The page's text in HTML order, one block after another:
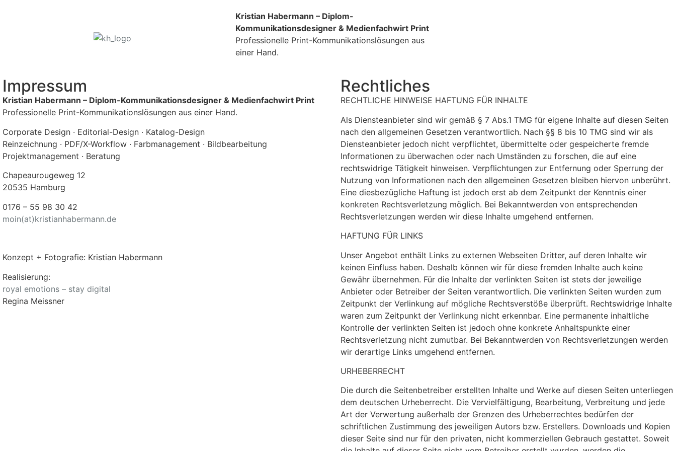
Kristian Habermann – Diplom-
Kommunikationsdesigner & Medienfachwirt Print
Professionelle Print-Kommunikationslösungen aus
einer Hand.
Impressum
Kristian Habermann – Diplom-Kommunikationsdesigner & Medienfachwirt Print
Professionelle Print-Kommunikationslösungen aus einer Hand.
Corporate Design · Editorial-Design · Katalog-Design
Reinzeichnung · PDF/X-Workflow · Farbmanagement · Bildbearbeitung
Projektmanagement · Beratung
Chapeaurougeweg 12
20535 Hamburg
0176 – 55 98 30 42
moin(at)kristianhabermann.de
Konzept + Fotografie: Kristian Habermann
Realisierung:
royal emotions – stay digital
Regina Meissner
Rechtliches
RECHTLICHE HINWEISE HAFTUNG FÜR INHALTE
Als Diensteanbieter sind wir gemäß § 7 Abs.1 TMG für eigene Inhalte auf diesen Seiten
nach den allgemeinen Gesetzen verantwortlich. Nach §§ 8 bis 10 TMG sind wir als
Diensteanbieter jedoch nicht verpflichtet, übermittelte oder gespeicherte fremde
Informationen zu überwachen oder nach Umständen zu forschen, die auf eine
rechtswidrige Tätigkeit hinweisen. Verpflichtungen zur Entfernung oder Sperrung der
Nutzung von Informationen nach den allgemeinen Gesetzen bleiben hiervon unberührt.
Eine diesbezügliche Haftung ist jedoch erst ab dem Zeitpunkt der Kenntnis einer
konkreten Rechtsverletzung möglich. Bei Bekanntwerden von entsprechenden
Rechtsverletzungen werden wir diese Inhalte umgehend entfernen.
HAFTUNG FÜR LINKS
Unser Angebot enthält Links zu externen Webseiten Dritter, auf deren Inhalte wir
keinen Einfluss haben. Deshalb können wir für diese fremden Inhalte auch keine
Gewähr übernehmen. Für die Inhalte der verlinkten Seiten ist stets der jeweilige
Anbieter oder Betreiber der Seiten verantwortlich. Die verlinkten Seiten wurden zum
Zeitpunkt der Verlinkung auf mögliche Rechtsverstöße überprüft. Rechtswidrige Inhalte
waren zum Zeitpunkt der Verlinkung nicht erkennbar. Eine permanente inhaltliche
Kontrolle der verlinkten Seiten ist jedoch ohne konkrete Anhaltspunkte einer
Rechtsverletzung nicht zumutbar. Bei Bekanntwerden von Rechtsverletzungen werden
wir derartige Links umgehend entfernen.
URHEBERRECHT
Die durch die Seitenbetreiber erstellten Inhalte und Werke auf diesen Seiten unterliegen
dem deutschen Urheberrecht. Die Vervielfältigung, Bearbeitung, Verbreitung und jede
Art der Verwertung außerhalb der Grenzen des Urheberrechtes bedürfen der
schriftlichen Zustimmung des jeweiligen Autors bzw. Erstellers. Downloads und Kopien
dieser Seite sind nur für den privaten, nicht kommerziellen Gebrauch gestattet. Soweit